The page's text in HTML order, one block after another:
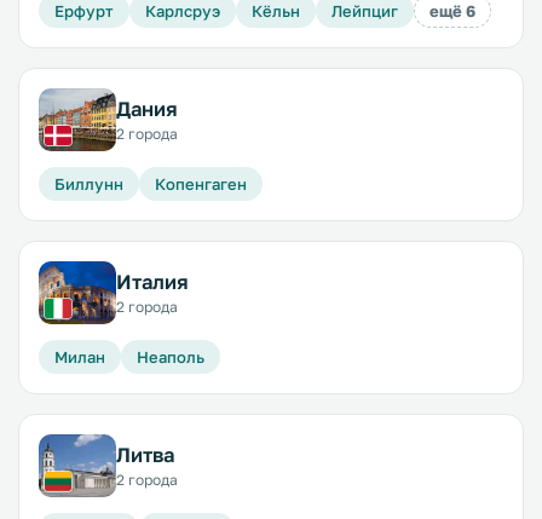
Ерфурт
Карлсруэ Кёльн Лейпциг ещё 6
Дания
2 города
Биллунн Копенгаген
Италия
2 города
Милан Неаполь
Литва
2 города